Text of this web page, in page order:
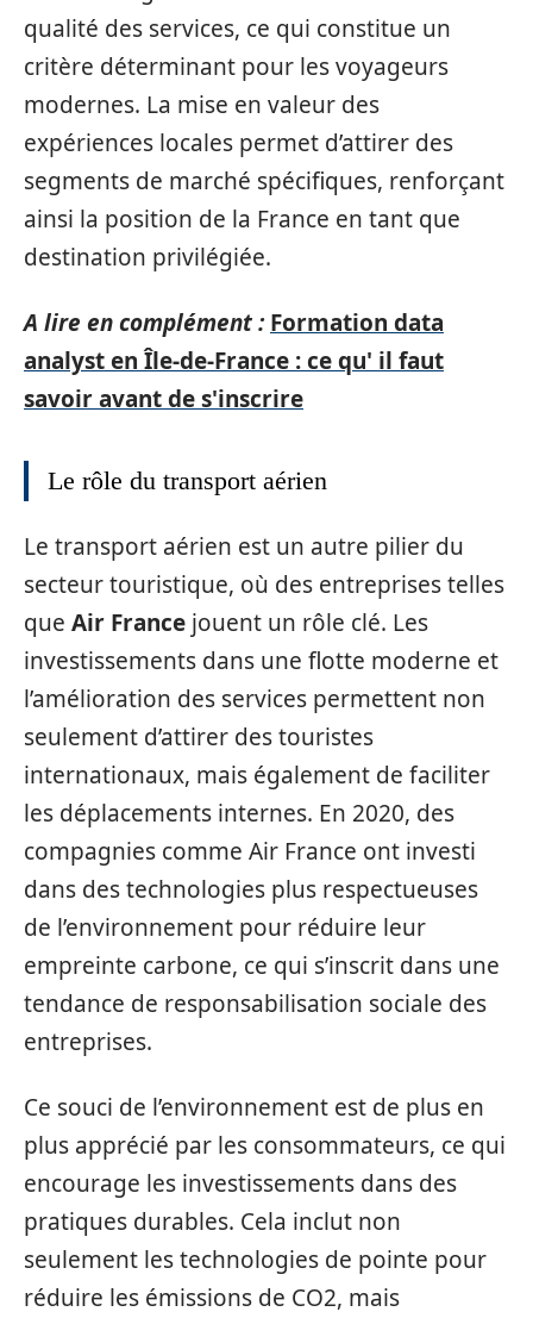
qualité des services, ce qui constitue un
critère déterminant pour les voyageurs
modernes. La mise en valeur des
expériences locales permet d’attirer des
segments de marché spécifiques, renforçant
ainsi la position de la France en tant que
destination privilégiée.
A lire en complément : Formation data
analyst en Île-de-France : ce qu' il faut
savoir avant de s'inscrire
Le rôle du transport aérien
Le transport aérien est un autre pilier du
secteur touristique, où des entreprises telles
que Air France jouent un rôle clé. Les
investissements dans une flotte moderne et
l’amélioration des services permettent non
seulement d’attirer des touristes
internationaux, mais également de faciliter
les déplacements internes. En 2020, des
compagnies comme Air France ont investi
dans des technologies plus respectueuses
de l’environnement pour réduire leur
empreinte carbone, ce qui s’inscrit dans une
tendance de responsabilisation sociale des
entreprises.
Ce souci de l’environnement est de plus en
plus apprécié par les consommateurs, ce qui
encourage les investissements dans des
pratiques durables. Cela inclut non
seulement les technologies de pointe pour
réduire les émissions de CO2, mais